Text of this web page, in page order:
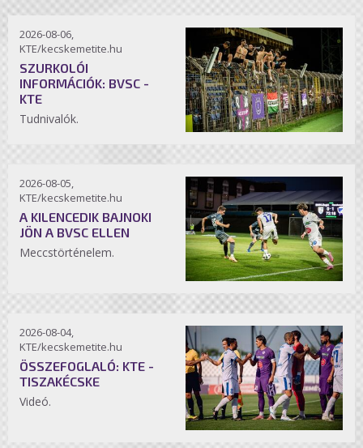
2026-08-06,
KTE/kecskemetite.hu
SZURKOLÓI
INFORMÁCIÓK: BVSC -
KTE
Tudnivalók.
2026-08-05,
KTE/kecskemetite.hu
A KILENCEDIK BAJNOKI
JÖN A BVSC ELLEN
Meccstörténelem.
2026-08-04,
KTE/kecskemetite.hu
ÖSSZEFOGLALÓ: KTE -
TISZAKÉCSKE
Videó.